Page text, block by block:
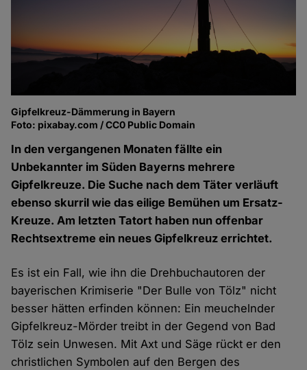
Gipfelkreuz-Dämmerung in Bayern
Foto: pixabay.com / CC0 Public Domain
In den vergangenen Monaten fällte ein
Unbekannter im Süden Bayerns mehrere
Gipfelkreuze. Die Suche nach dem Täter verläuft
ebenso skurril wie das eilige Bemühen um Ersatz-
Kreuze. Am letzten Tatort haben nun offenbar
Rechtsextreme ein neues Gipfelkreuz errichtet.
Es ist ein Fall, wie ihn die Drehbuchautoren der
bayerischen Krimiserie "Der Bulle von Tölz" nicht
besser hätten erfinden können: Ein meuchelnder
Gipfelkreuz-Mörder treibt in der Gegend von Bad
Tölz sein Unwesen. Mit Axt und Säge rückt er den
christlichen Symbolen auf den Bergen des